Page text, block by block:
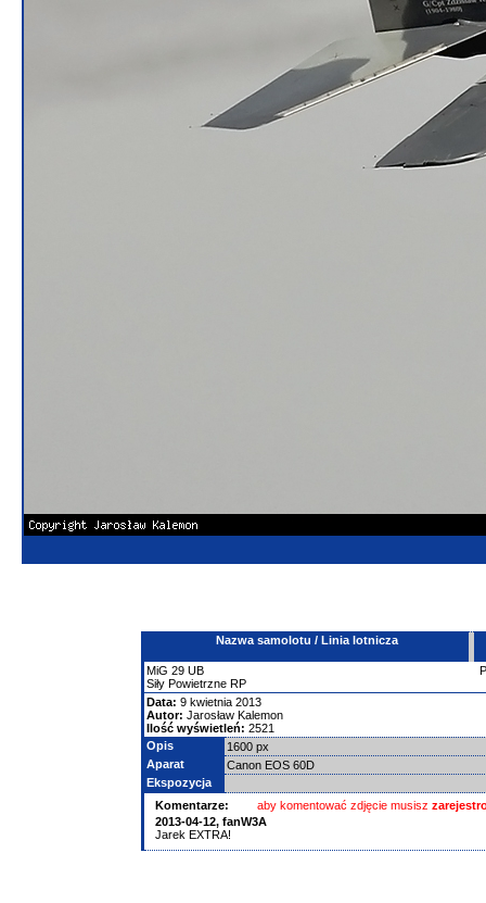
Nazwa samolotu / Linia lotnicza
MiG 29 UB
Siły Powietrzne RP
Data: 9 kwietnia 2013
Autor: Jarosław Kalemon
Ilość wyświetleń: 2521
Opis
1600 px
Aparat
Canon EOS 60D
Ekspozycja
Komentarze:
aby komentować zdjęcie musisz
2013-04-12, fanW3A
Jarek EXTRA!